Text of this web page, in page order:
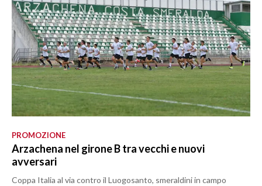
PROMOZIONE
Arzachena nel girone B tra vecchi e nuovi
avversari
Coppa Italia al via contro il Luogosanto, smeraldini in campo